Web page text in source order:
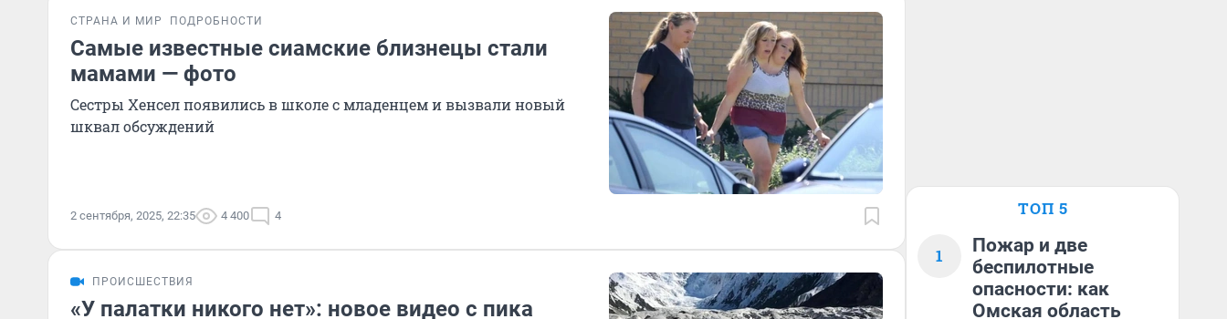
СТРАНА И МИР ПОДРОБНОСТИ
Самые известные сиамские близнецы стали
мамами — фото
Сестры Хенсел появились в школе с младенцем и вызвали новый
шквал обсуждений
2 сентября, 2025, 22:35 4 400 4
ПРОИСШЕСТВИЯ
«У палатки никого нет»: новое видео с пика
ТОП 5
1
Пожар и две
беспилотные
опасности: как
Омская область